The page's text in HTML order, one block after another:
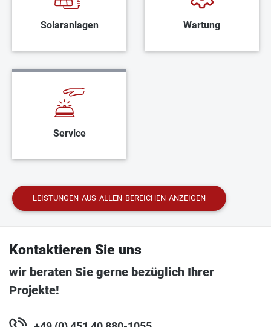
Solaranlagen Wartung
Service
LEISTUNGEN AUS ALLEN BEREICHEN ANZEIGEN
Kontaktieren Sie uns
wir beraten Sie gerne bezüglich Ihrer
Projekte!